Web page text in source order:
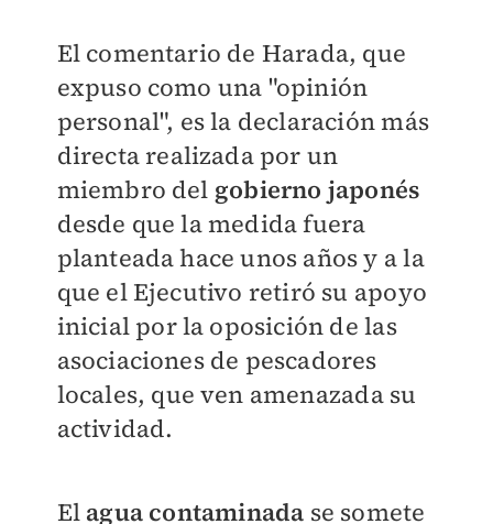
El comentario de Harada, que
expuso como una "opinión
personal", es la declaración más
directa realizada por un
miembro del gobierno japonés
desde que la medida fuera
planteada hace unos años y a la
que el Ejecutivo retiró su apoyo
inicial por la oposición de las
asociaciones de pescadores
locales, que ven amenazada su
actividad.
Elagua contaminada se somete